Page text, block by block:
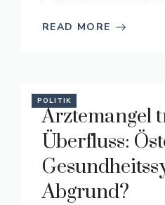
READ MORE
POLITIK
Ärztemangel
Überfluss:
Abgrund?